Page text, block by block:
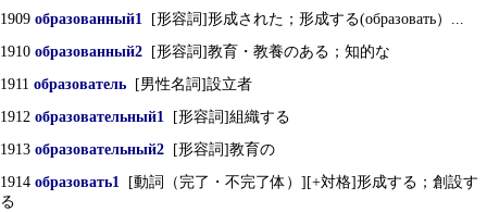
1909 образованный1 [形容詞]形成された；形成する(образовать）...
1910 образованный2 [形容詞]教育・教養のある；知的な
1911 образователь [男性名詞]設立者
1912 образовательный1 [形容詞]組織する
1913 образовательный2 [形容詞]教育の
1914 образовать1 [動詞（完了・不完了体）][+対格]形成する；創設す
る